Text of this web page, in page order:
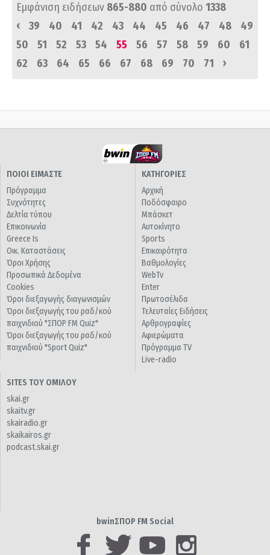
Εμφάνιση ειδήσεων 865-880 από σύνολο 1338
‹
39 40 41 42 43 44 45 46 47 48
49
50
51 52 53 54 55 56 57 58 59 60
61
62
63 64 65 66 67 68 69 70 71 ›
ΠΟΙΟΙ ΕΙΜΑΣΤΕ
Πρόγραμμα
Συχνότητες
Δελτία τύπου
Επικοινωνία
Greece Is
Οικ. Καταστάσεις
Όροι Χρήσης
Προσωπικά Δεδομένα
Cookies
Όροι διεξαγωγής διαγωνισμών
Όροι διεξαγωγής του ραδ/κού
παιχνιδιού "ΣΠΟΡ FM Quiz"
Όροι διεξαγωγής του ραδ/κού
παιχνιδιού "Sport Quiz"
ΚΑΤΗΓΟΡΙΕΣ
Αρχική
Ποδόσφαιρο
Μπάσκετ
Αυτοκίνητο
Sports
Επικαιρότητα
Βαθμολογίες
WebTv
Enter
Πρωτοσέλιδα
Τελευταίες Ειδήσεις
Αρθρογραφίες
Αφιερώματα
Πρόγραμμα TV
Live-radio
SITES ΤΟΥ ΟΜΙΛΟΥ
skai.gr
skaitv.gr
skairadio.gr
skaikairos.gr
podcast.skai.gr
bwinΣΠΟΡ FM Social